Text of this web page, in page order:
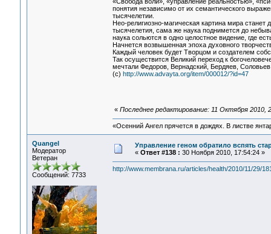
понятия независимо от их семантического
тысячелетии.
Нео-религиозно-магическая картина мира
тысячелетия, сама же наука поднимется до
наука сольются в одно целостное видение, где
Начнется возвышенная эпоха духовного
Каждый человек будет Творцом и создателем
Так осуществится Великий переход к
мечтали Федоров, Вернадский, Бердяев,
(с) http://www.advayta.org/item/000012/?id=47
« Последнее редактирование: 11 Октября 2010,
«Осенний Ангел прячется в дождях. В листве
Quangel
Модератор
Ветеран
Сообщений: 7733
Управление геном обратило вспять
« Ответ #138 : 30 Ноября 2010, 17:54:24 »
http://www.membrana.ru/articles/health/2010/11/29/